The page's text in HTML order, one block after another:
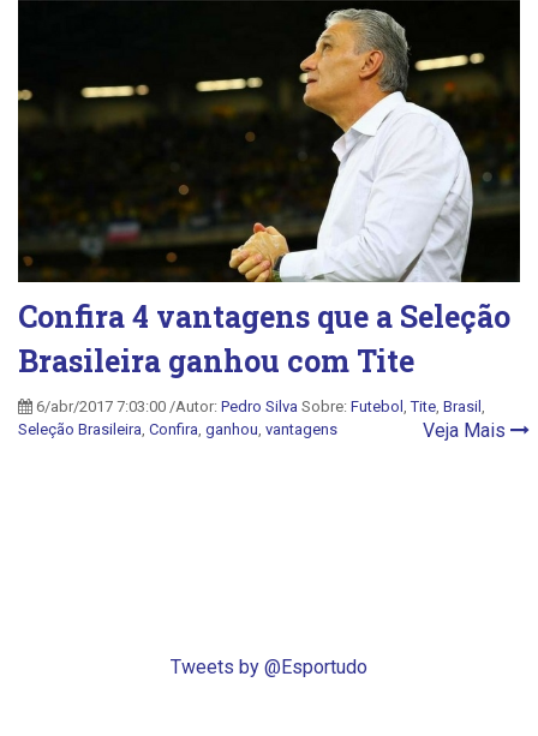
Confira 4 vantagens que a Seleção
Brasileira ganhou com Tite
6/abr/2017 7:03:00 /Autor: Pedro Silva Sobre: Futebol ,Tite Brasil
Seleção Brasileira Confira ganhou vantagens Veja Mais
Tweets by @Esportudo